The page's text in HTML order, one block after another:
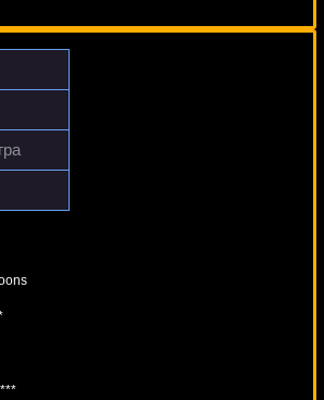
Pyramid: The Quest For Immortality